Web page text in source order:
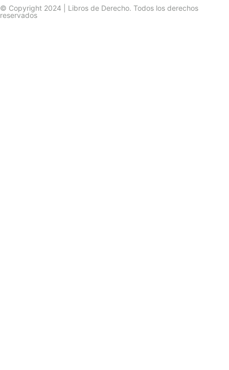
© Copyright 2024 | Libros de Derecho. Todos los derechos
reservados